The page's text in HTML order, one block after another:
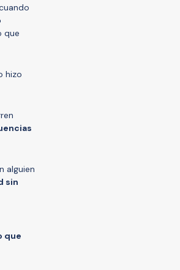
que
hizo
alguien
sin
que